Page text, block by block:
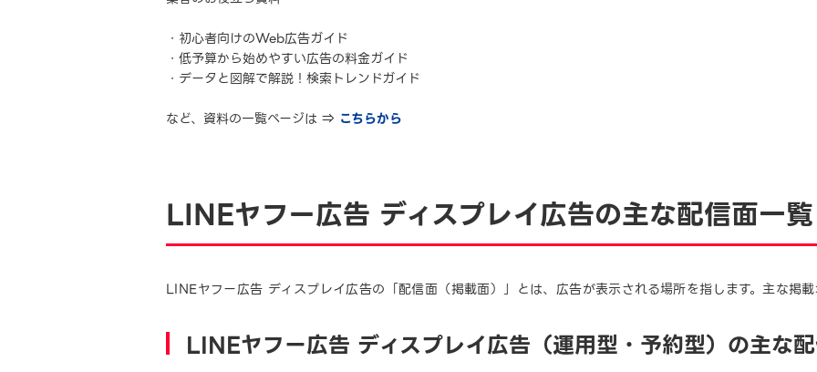
・初心者向けのWeb広告ガイド
・低予算から始めやすい広告の料金ガイド
・データと図解で解説！検索トレンドガイド
など、資料の一覧ページは ⇒ こちらから
LINEヤフー広告 ディスプレイ広告の主な配信面一覧
LINEヤフー広告 ディスプレイ広告の「配信面（掲載面）」とは、広告が表示される場所を指します。主な掲載
LINEヤフー広告 ディスプレイ広告（運用型・予約型）の主な